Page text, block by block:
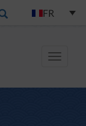
FR
Toggle